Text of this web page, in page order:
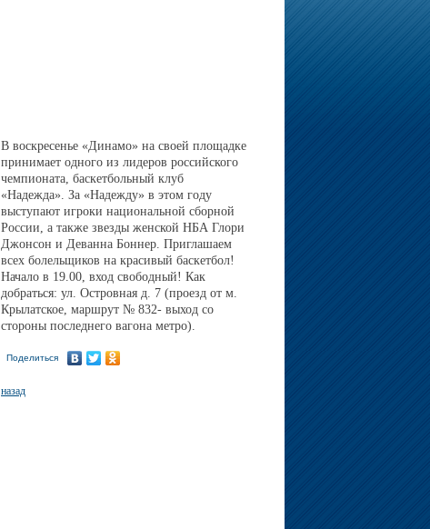
В воскресенье «Динамо» на своей площадке
принимает одного из лидеров российского
чемпионата, баскетбольный клуб
«Надежда». За «Надежду» в этом году
выступают игроки национальной сборной
России, а также звезды женской НБА Глори
Джонсон и Деванна Боннер. Приглашаем
всех болельщиков на красивый баскетбол!
Начало в 19.00, вход свободный! Как
добраться: ул. Островная д. 7 (проезд от м.
Крылатское, маршрут № 832- выход со
стороны последнего вагона метро).
Поделиться
назад